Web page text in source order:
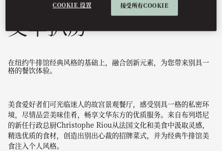
文华扒房
在纽约牛排馆经典风格的基础上，融合创新元素，为您带来别具一
格的餐饮体验。
美食爱好者们可光临迷人的故宫景观餐厅，感受别具一格的私密环
境，尽情品尝美味佳肴，畅享文华东方的优质服务。来自布列塔尼
的新任行政总厨Christophe Riou从法国文化和美食中汲取灵感，
精选优质的食材，创造出别出心裁的招牌菜式，并为经典牛排馆美
食注入个人风格。
COOKIE 设置 接受所有COOKIE